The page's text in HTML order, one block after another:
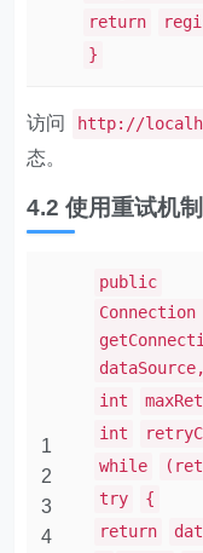
return
}
访问 http://
态。
4.2 使用重试机制
1
2
3
4
public
Connection
dataSource,
int
int
while
try
{
return